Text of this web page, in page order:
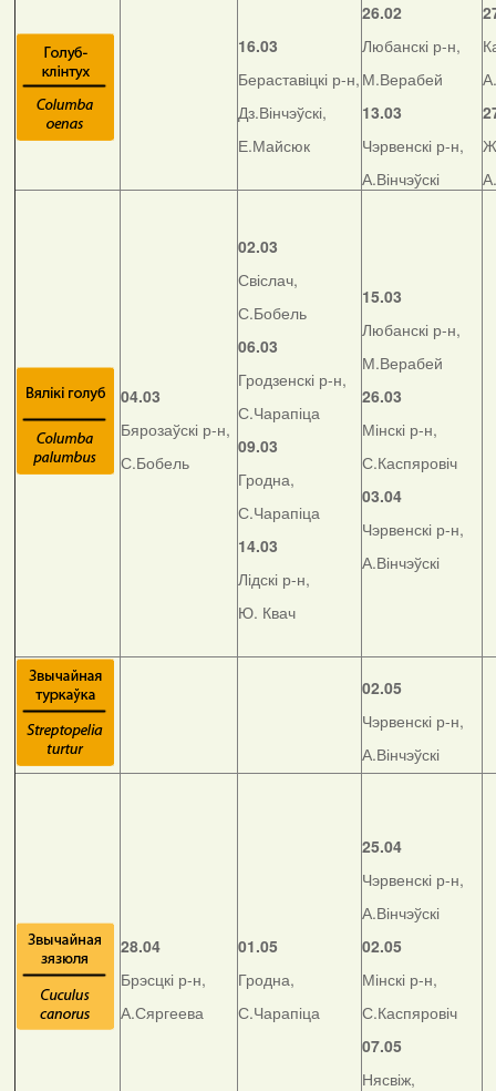
16.03
Бераставіцкі р-н,
Дз.Вінчэўскі,
Е.Майсюк
26.02
Любанскі р-н,
М.Верабей
13.03
Чэрвенскі р-н,
А.Вінчэўскі
04.03
Бярозаўскі р-н,
С.Бобель
02.03
Свіслач,
С.Бобель
06.03
Гродзенскі р-н,
С.Чарапіца
09.03
Гродна,
С.Чарапіца
14.03
Лідскі р-н,
Ю. Квач
15.03
Любанскі р-н,
М.Верабей
26.03
Мінскі р-н,
С.Каспяровіч
03.04
Чэрвенскі р-н,
А.Вінчэўскі
02.05
Чэрвенскі р-н,
А.Вінчэўскі
28.04
Брэсцкі р-н,
А.Сяргеева
01.05
Гродна,
С.Чарапіца
25.04
Чэрвенскі р-н,
А.Вінчэўскі
02.05
Мінскі р-н,
С.Каспяровіч
07.05
Нясвіж,